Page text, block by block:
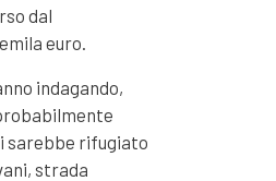
dal
euro.
indagando,
sarebbe rifugiato
strada